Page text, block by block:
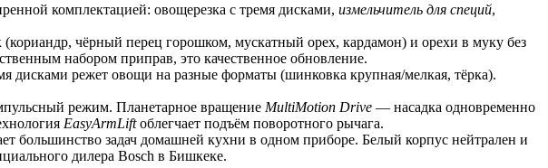
комплектацией: овощерезка с тремя дисками, измельчитель для специй,
чёрный перец горошком, мускатный орех, кардамон) и орехи в муку без
набором приправ, это качественное обновление.
дисками режет овощи на разные форматы (шинковка крупная/мелкая, тёрка).
режим. Планетарное вращение MultiMotion Drive — насадка одновременно
EasyArmLift облегчает подъём поворотного рычага.
большинство задач домашней кухни в одном приборе. Белый корпус нейтрален и
дилера Bosch в Бишкеке.